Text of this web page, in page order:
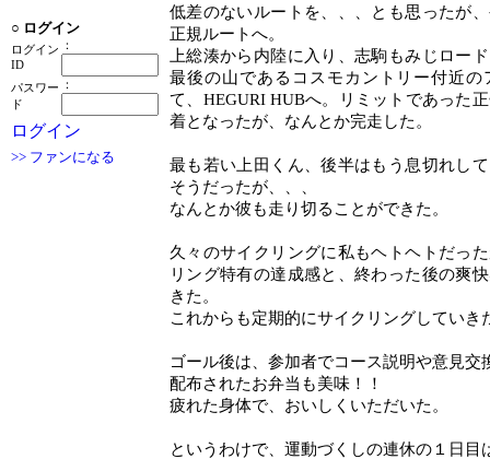
○ ログイン
ログイン
ID
：
パスワー
ド
：
ログイン
>> ファンになる
低差のないルートを、、、とも思ったが
正規ルートへ。
上総湊から内陸に入り、志駒もみじロー
最後の山であるコスモカントリー付近の
て、HEGURI HUBへ。リミットであった
着となったが、なんとか完走した。
最も若い上田くん、後半はもう息切れし
そうだったが、、、
なんとか彼も走り切ることができた。
久々のサイクリングに私もヘトヘトだっ
リング特有の達成感と、終わった後の爽
きた。
これからも定期的にサイクリングしていき
ゴール後は、参加者でコース説明や意見交
配布されたお弁当も美味！！
疲れた身体で、おいしくいただいた。
というわけで、運動づくしの連休の１日目